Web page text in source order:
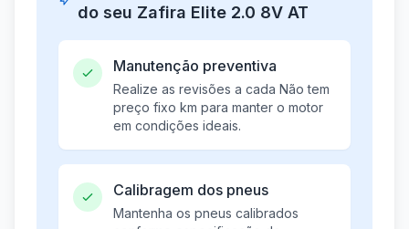
do seu Zafira Elite 2.0 8V AT
Manutenção preventiva
Realize as revisões a cada Não tem
preço fixo km para manter o motor
em condições ideais.
Calibragem dos pneus
Mantenha os pneus calibrados